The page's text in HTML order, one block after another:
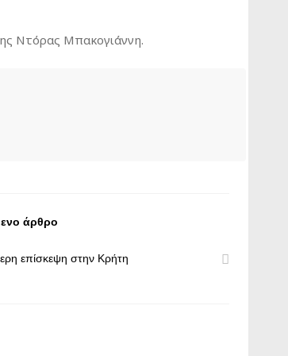
Ντόρας Μπακογιάννη.
άρθρο
επίσκεψη στην Κρήτη